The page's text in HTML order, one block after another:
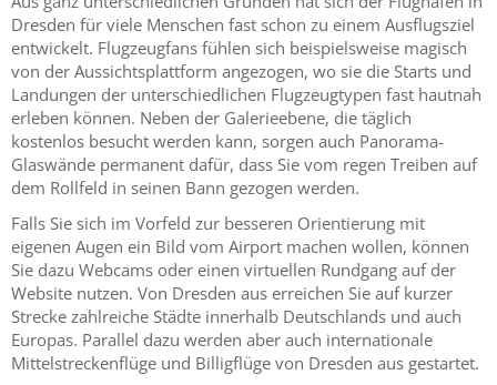
Dresden für viele Menschen fast schon zu einem Ausflugsziel
entwickelt. Flugzeugfans fühlen sich beispielsweise magisch
von der Aussichtsplattform angezogen, wo sie die Starts und
Landungen der unterschiedlichen Flugzeugtypen fast hautnah
erleben können. Neben der Galerieebene, die täglich
kostenlos besucht werden kann, sorgen auch Panorama-
Glaswände permanent dafür, dass Sie vom regen Treiben auf
dem Rollfeld in seinen Bann gezogen werden.
Falls Sie sich im Vorfeld zur besseren Orientierung mit
eigenen Augen ein Bild vom Airport machen wollen, können
Sie dazu Webcams oder einen virtuellen Rundgang auf der
Website nutzen. Von Dresden aus erreichen Sie auf kurzer
Strecke zahlreiche Städte innerhalb Deutschlands und auch
Europas. Parallel dazu werden aber auch internationale
Mittelstreckenflüge und Billigflüge von Dresden aus gestartet.